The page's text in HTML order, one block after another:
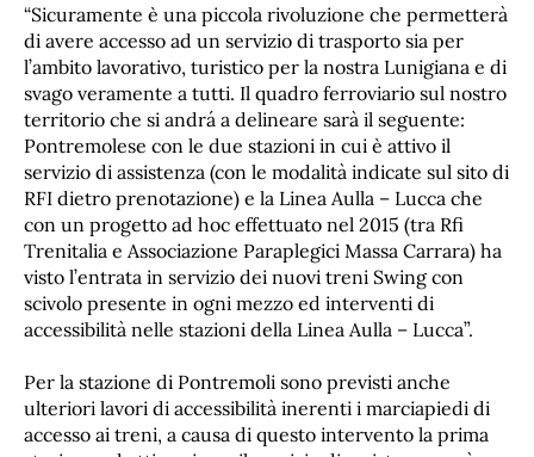
“Sicuramente è una piccola rivoluzione che permetterà
di avere accesso ad un servizio di trasporto sia per
l’ambito lavorativo, turistico per la nostra Lunigiana e di
svago veramente a tutti. Il quadro ferroviario sul nostro
territorio che si andrá a delineare sarà il seguente:
Pontremolese con le due stazioni in cui è attivo il
servizio di assistenza (con le modalità indicate sul sito di
RFI dietro prenotazione) e la Linea Aulla – Lucca che
con un progetto ad hoc effettuato nel 2015 (tra Rfi
Trenitalia e Associazione Paraplegici Massa Carrara) ha
visto l’entrata in servizio dei nuovi treni Swing con
scivolo presente in ogni mezzo ed interventi di
accessibilità nelle stazioni della Linea Aulla – Lucca”.
Per la stazione di Pontremoli sono previsti anche
ulteriori lavori di accessibilità inerenti i marciapiedi di
accesso ai treni, a causa di questo intervento la prima